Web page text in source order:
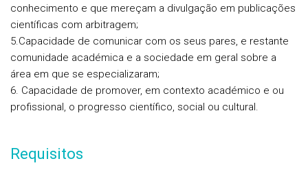
conhecimento e que mereçam a divulgação em publicações
científicas com arbitragem;
5.Capacidade de comunicar com os seus pares, e restante
comunidade académica e a sociedade em geral sobre a
área em que se especializaram;
6. Capacidade de promover, em contexto académico e ou
profissional, o progresso científico, social ou cultural.
Requisitos